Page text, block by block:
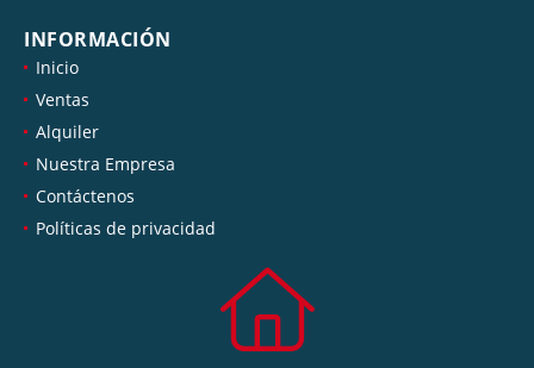
INFORMACIÓN
Inicio
Ventas
Alquiler
Nuestra Empresa
Contáctenos
Políticas de privacidad